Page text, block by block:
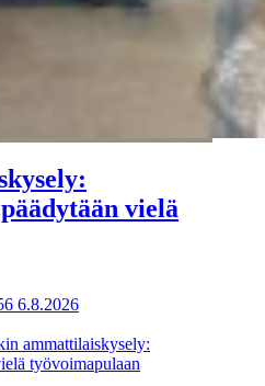
vielä
6.8.2026
ammattilaiskysely:
työvoimapulaan